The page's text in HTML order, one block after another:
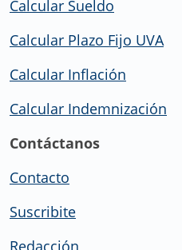
Calcular Sueldo
Calcular Plazo Fijo UVA
Calcular Inflación
Calcular Indemnización
Contáctanos
Contacto
Suscribite